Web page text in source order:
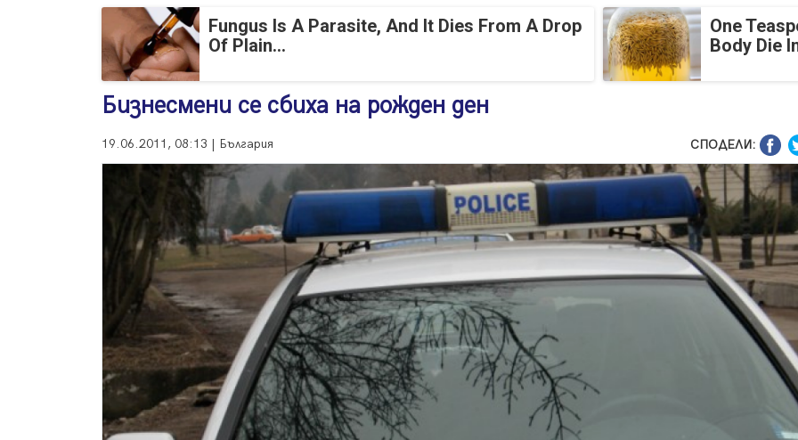
Fungus Is A Parasite, And It Dies From A Drop
Of Plain...
One
Body Die
Бизнесмени се сбиха на рожден ден
19.06.2011, 08:13 | България СПОДЕЛИ: